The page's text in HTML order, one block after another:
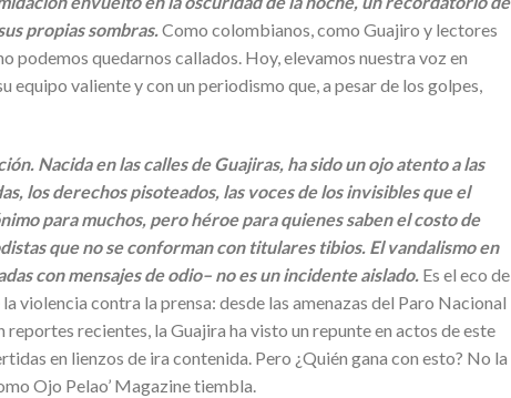
propias sombras.Como colombianos, como Guajiro y lectores
podemos quedarnos callados. Hoy, elevamos nuestra voz en
equipo valiente y con un periodismo que, a pesar de los golpes,
Nacida en las calles de Guajiras, ha sido un ojo atento a las
los derechos pisoteados, las voces de los invisibles que el
para muchos, pero héroe para quienes saben el costo de
que no se conforman con titulares tibios. El vandalismo en
con mensajes de odio– no es un incidente aislado. Es el eco de
violencia contra la prensa: desde las amenazas del Paro Nacional
recientes, la Guajira ha visto un repunte en actos de este
en lienzos de ira contenida. Pero ¿Quién gana con esto? No la
Ojo Pelao’ Magazine tiembla.